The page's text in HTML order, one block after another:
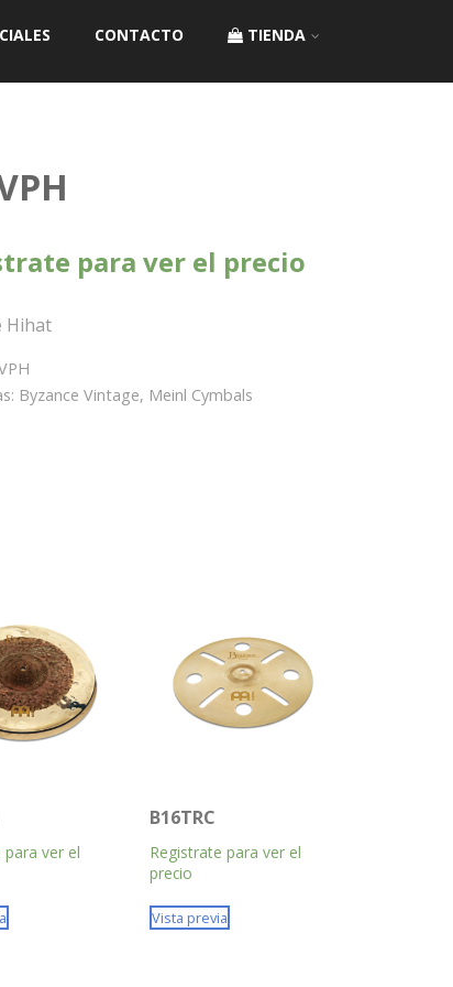
CONTACTO TIENDA
para ver el precio
Hihat
Byzance Vintage, Meinl Cymbals
para ver el
B16TRC
Registrate para ver el
precio
Vista previa